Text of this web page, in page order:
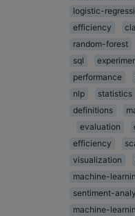
logistic-
efficiency
random-forest
sql
performance
nlp
statistics
definitions
evaluation
efficiency
visualization
machine-
sentiment-
machine-